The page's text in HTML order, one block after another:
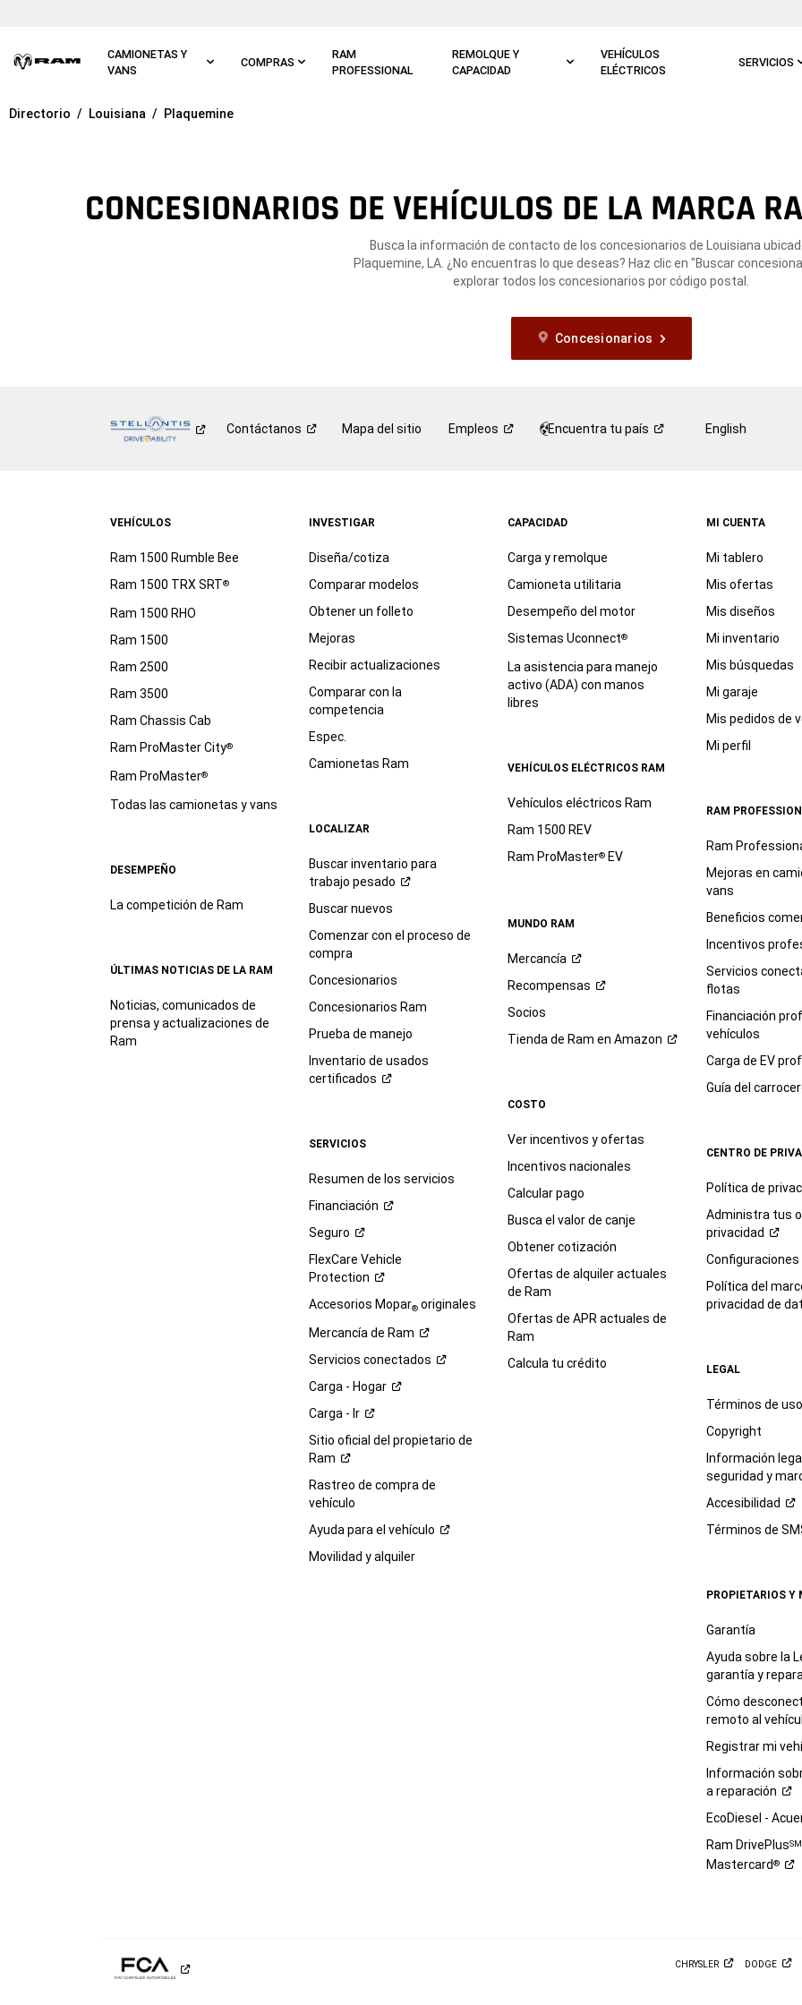
CAMIONETAS Y
VANS
COMPRAS
RAM
PROFESSIONAL
REMOLQUE Y
CAPACIDAD
VEHÍCULOS
ELÉCTRICOS
SERVICIOS
Ir a
Directorio Louisiana Plaquemine
CONCESIONARIOS DE VEHÍCULOS DE LA MARCA
Busca la información de contacto de los concesionarios de Louisiana
Plaquemine, LA. ¿No encuentras lo que deseas? Haz clic en "Buscar
explorar todos los concesionarios por código postal.
Concesionarios
Contáctanos Mapa del sitio Empleos Encuentra tu país English
VEHÍCULOS
Ram 1500 Rumble Bee
Ram 1500 TRX SRT®
Ram 1500 RHO
Ram 1500
Ram 2500
Ram 3500
Ram Chassis Cab
Ram ProMaster City®
Ram ProMaster®
Todas las camionetas y vans
DESEMPEÑO
La competición de Ram
ÚLTIMAS NOTICIAS DE LA RAM
Noticias, comunicados de
prensa y actualizaciones de
Ram
INVESTIGAR
Diseña/cotiza
Comparar modelos
Obtener un folleto
Mejoras
Recibir actualizaciones
Comparar con la
competencia
Espec.
Camionetas Ram
LOCALIZAR
Buscar inventario para
trabajo pesado
Buscar nuevos
Comenzar con el proceso de
compra
Concesionarios
Concesionarios Ram
Prueba de manejo
Inventario de usados
certificados
SERVICIOS
Resumen de los servicios
Financiación
Seguro
FlexCare Vehicle
Protection
Accesorios Mopar®originales
Mercancía de Ram
Servicios conectados
Carga - Hogar
Carga - Ir
Sitio oficial del propietario de
Ram
Rastreo de compra de
vehículo
Ayuda para el vehículo
Movilidad y alquiler
CAPACIDAD
Carga y remolque
Camioneta utilitaria
Desempeño del motor
Sistemas Uconnect®
La asistencia para manejo
activo (ADA) con manos
libres
VEHÍCULOS ELÉCTRICOS RAM
Vehículos eléctricos Ram
Ram 1500 REV
Ram ProMaster®EV
MUNDO RAM
Mercancía
Recompensas
Socios
Tienda de Ram en Amazon
COSTO
Ver incentivos y ofertas
Incentivos nacionales
Calcular pago
Busca el valor de canje
Obtener cotización
Ofertas de alquiler actuales
de Ram
Ofertas de APR actuales de
Ram
Calcula tu crédito
MI CUENTA
Mi tablero
Mis ofertas
Mis diseños
Mi inventario
Mis búsquedas
Mi garaje
Mis pedidos de
Mi perfil
RAM
Ram
Mejoras en
vans
Beneficios
Incentivos
Servicios
flotas
Financiación
vehículos
Carga de EV
Guía del
CENTRO DE
Política de
Administra tus
privacidad
Configuraciones
Política del
privacidad de
LEGAL
Términos de uso
Copyright
Información
seguridad y
Accesibilidad
Términos de
PROPIETARIOS Y
Garantía
Ayuda sobre la
garantía y
Cómo
remoto al
Registrar mi
Información
areparación
EcoDiesel -
Ram DrivePlusSM
Mastercard®
CHRYSLER DODGE